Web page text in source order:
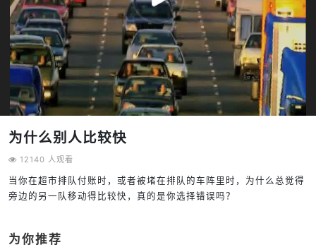
为什么别人比较快
12140 人观看
当你在超市排队付账时，或者被堵在排队的车阵里时，为什么总觉得
旁边的另一队移动得比较快，真的是你选择错误吗？
为你推荐